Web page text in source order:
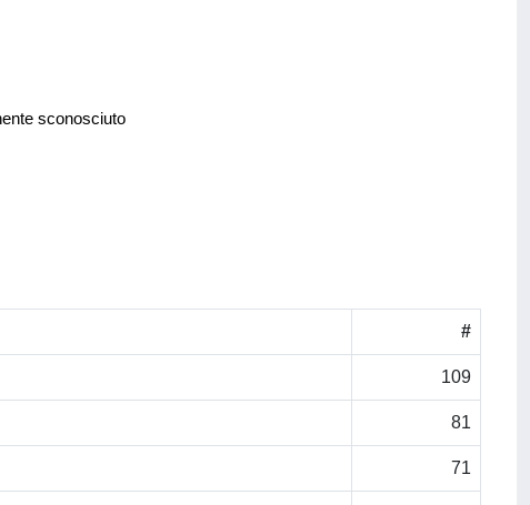
sconosciuto
#
109
81
71